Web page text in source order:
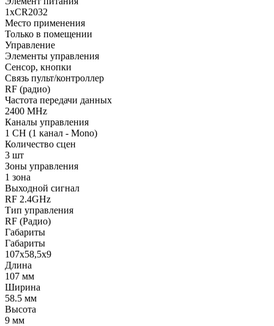
1xCR2032
Место применения
Только в помещении
Управление
Элементы управления
Сенсор, кнопки
Связь пульт/контроллер
RF (радио)
Частота передачи данных
2400 MHz
Каналы управления
1 CH (1 канал - Mono)
Количество сцен
3 шт
Зоны управления
1 зона
Выходной сигнал
RF 2.4GHz
Тип управления
RF (Радио)
Габариты
Габариты
107x58,5x9
Длина
107 мм
Ширина
58.5 мм
Высота
9 мм